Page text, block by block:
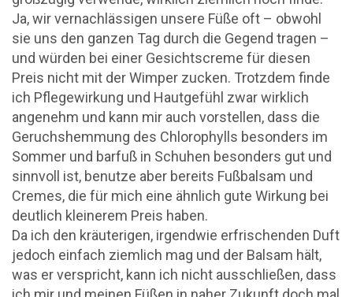
Ja, wir vernachlässigen unsere Füße oft – obwohl
sie uns den ganzen Tag durch die Gegend tragen –
und würden bei einer Gesichtscreme für diesen
Preis nicht mit der Wimper zucken. Trotzdem finde
ich Pflegewirkung und Hautgefühl zwar wirklich
angenehm und kann mir auch vorstellen, dass die
Geruchshemmung des Chlorophylls besonders im
Sommer und barfuß in Schuhen besonders gut und
sinnvoll ist, benutze aber bereits Fußbalsam und
Cremes, die für mich eine ähnlich gute Wirkung bei
deutlich kleinerem Preis haben.
Da ich den kräuterigen, irgendwie erfrischenden Duft
jedoch einfach ziemlich mag und der Balsam hält,
was er verspricht, kann ich nicht ausschließen, dass